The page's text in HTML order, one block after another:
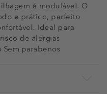
é modulável. O
e prático, perfeito
Ideal para
de alergias
parabenos